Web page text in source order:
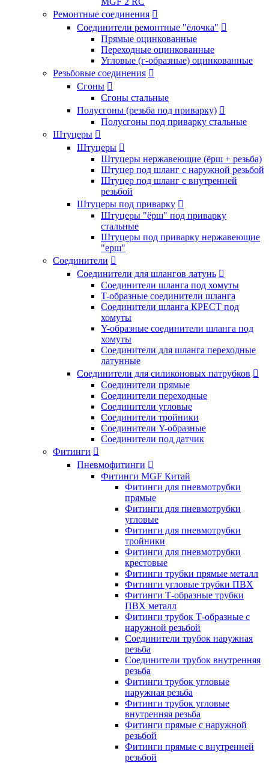
Ремонтные соединения 
Соединители ремонтные "ёлочка" 
Прямые оцинкованные
Переходные оцинкованные
Угловые (г-образные) оцинкованные
Резьбовые соединения 
Сгоны 
Сгоны стальные
Полусгоны (резьба под приварку) 
Полусгоны под приварку стальные
Штуцеры 
Штуцеры 
Штуцеры нержавеющие (ёрш + резьба)
Штуцер под шланг с наружной резьбой
Штуцер под шланг с внутренней
резьбой
Штуцеры под приварку 
Штуцеры "ёрш" под приварку
стальные
Штуцеры под приварку нержавеющие
"ерш"
Соединители 
Соединители для шлангов латунь 
Соединители шланга под хомуты
T-образные соединители шланга
Соединители шланга КРЕСТ под
хомуты
Y-образные соединители шланга под
хомуты
Соединители для шланга переходные
латунные
Соединители для силиконовых патрубков 
Соединители прямые
Соединители переходные
Соединители угловые
Соединители тройники
Соединители Y-образные
Соединители под датчик
Фитинги 
Пневмофитинги 
Фитинги MGF Китай
Фитинги для пневмотрубки
прямые
Фитинги для пневмотрубки
угловые
Фитинги для пневмотрубки
тройники
Фитинги для пневмотрубки
крестовые
Фитинги трубки прямые металл
Фитинги угловые трубки ПВХ
Фитинги Т-образные трубки
ПВХ металл
Фитинги трубок Т-образные с
наружной резьбой
Соединители трубок наружная
резьба
Соединители трубок внутренняя
резьба
Фитинги трубок угловые
наружная резьба
Фитинги трубок угловые
внутренняя резьба
Фитинги прямые с наружной
резьбой
Фитинги прямые с внутренней
резьбой